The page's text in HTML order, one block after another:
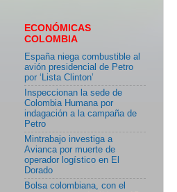
ECONÓMICAS
COLOMBIA
España niega combustible al
avión presidencial de Petro
por ‘Lista Clinton’
Inspeccionan la sede de
Colombia Humana por
indagación a la campaña de
Petro
Mintrabajo investiga a
Avianca por muerte de
operador logístico en El
Dorado
Bolsa colombiana, con el